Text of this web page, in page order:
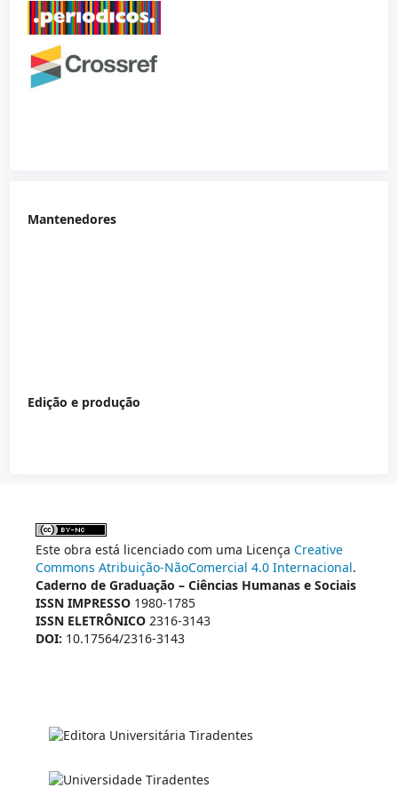
Mantenedores
Edição e produção
Este obra está licenciado com uma Licença Creative
Commons Atribuição-NãoComercial 4.0 Internacional.
Caderno de Graduação – Ciências Humanas e Sociais
ISSN IMPRESSO 1980-1785
ISSN ELETRÔNICO 2316-3143
DOI: 10.17564/2316-3143